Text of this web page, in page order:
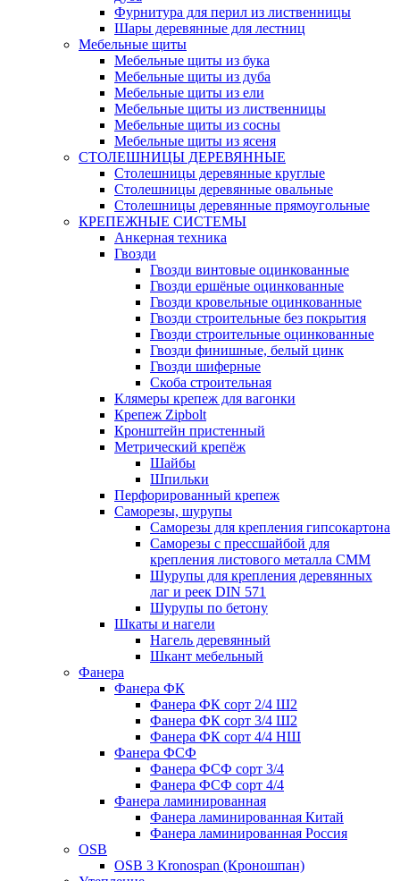
Фурнитура для перил из лиственницы
Шары деревянные для лестниц
Мебельные щиты
Мебельные щиты из бука
Мебельные щиты из дуба
Мебельные щиты из ели
Мебельные щиты из лиственницы
Мебельные щиты из сосны
Мебельные щиты из ясеня
СТОЛЕШНИЦЫ ДЕРЕВЯННЫЕ
Столешницы деревянные круглые
Столешницы деревянные овальные
Столешницы деревянные прямоугольные
КРЕПЕЖНЫЕ СИСТЕМЫ
Анкерная техника
Гвозди
Гвозди винтовые оцинкованные
Гвозди ершёные оцинкованные
Гвозди кровельные оцинкованные
Гвозди строительные без покрытия
Гвозди строительные оцинкованные
Гвозди финишные, белый цинк
Гвозди шиферные
Скоба строительная
Клямеры крепеж для вагонки
Крепеж Zipbolt
Кронштейн пристенный
Метрический крепёж
Шайбы
Шпильки
Перфорированный крепеж
Саморезы, шурупы
Саморезы для крепления гипсокартона
Саморезы с прессшайбой для
крепления листового металла СММ
Шурупы для крепления деревянных
лаг и реек DIN 571
Шурупы по бетону
Шкаты и нагели
Нагель деревянный
Шкант мебельный
Фанера
Фанера ФК
Фанера ФК сорт 2/4 Ш2
Фанера ФК сорт 3/4 Ш2
Фанера ФК сорт 4/4 НШ
Фанера ФСФ
Фанера ФСФ сорт 3/4
Фанера ФСФ сорт 4/4
Фанера ламинированная
Фанера ламинированная Китай
Фанера ламинированная Россия
OSB
OSB 3 Kronospan (Кроношпан)